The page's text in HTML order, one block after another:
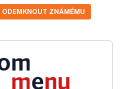
ODEMKNOUT ZNÁMÉMU